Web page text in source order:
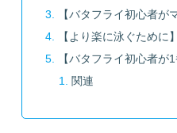
【バタフライ初心者が
【より楽に泳ぐために】
【バタフライ初心者が
関連